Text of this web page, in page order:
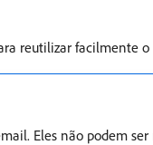
reutilizar facilmente
Eles não podem